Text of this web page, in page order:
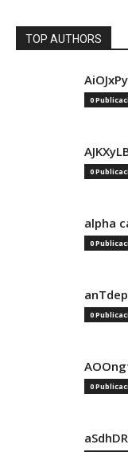
TOP AUTHORS
0
0
alpha
0
0
0